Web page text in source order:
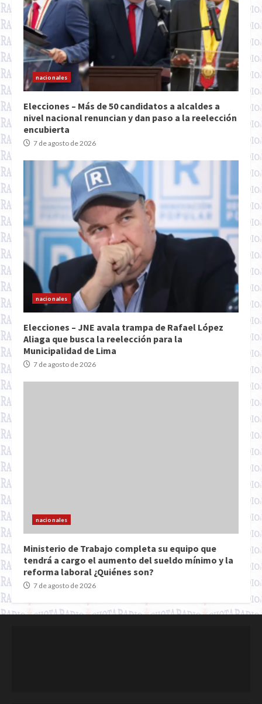
nacionales
Elecciones – Más de 50 candidatos a alcaldes a
nivel nacional renuncian y dan paso a la reelección
encubierta
7 de agosto de 2026
nacionales
Elecciones – JNE avala trampa de Rafael López
Aliaga que busca la reelección para la
Municipalidad de Lima
7 de agosto de 2026
nacionales
Ministerio de Trabajo completa su equipo que
tendrá a cargo el aumento del sueldo mínimo y la
reforma laboral ¿Quiénes son?
7 de agosto de 2026